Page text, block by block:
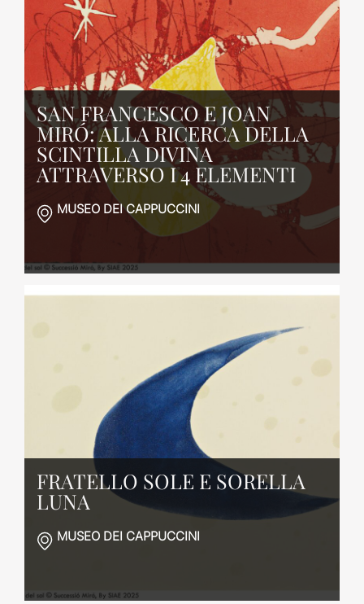
SAN FRANCESCO E JOAN
MIRÓ: ALLA RICERCA DELLA
SCINTILLA DIVINA
ATTRAVERSO I 4 ELEMENTI
MUSEO DEI CAPPUCCINI
FRATELLO SOLE E SORELLA
LUNA
MUSEO DEI CAPPUCCINI